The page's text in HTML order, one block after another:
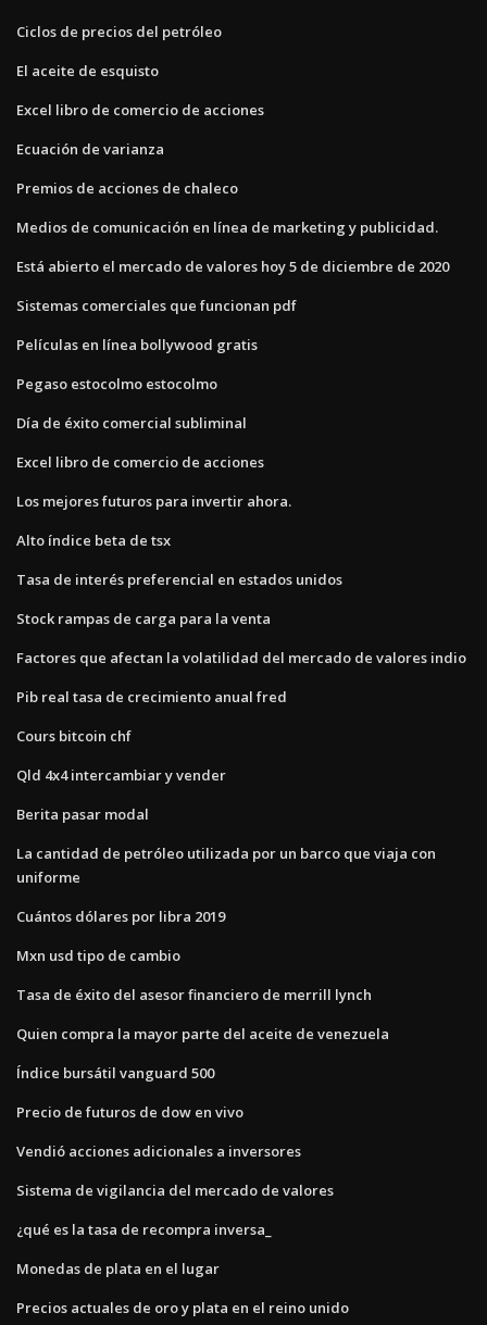
Ciclos de precios del petróleo
El aceite de esquisto
Excel libro de comercio de acciones
Ecuación de varianza
Premios de acciones de chaleco
Medios de comunicación en línea de marketing y publicidad.
Está abierto el mercado de valores hoy 5 de diciembre de 2020
Sistemas comerciales que funcionan pdf
Películas en línea bollywood gratis
Pegaso estocolmo estocolmo
Día de éxito comercial subliminal
Excel libro de comercio de acciones
Los mejores futuros para invertir ahora.
Alto índice beta de tsx
Tasa de interés preferencial en estados unidos
Stock rampas de carga para la venta
Factores que afectan la volatilidad del mercado de valores indio
Pib real tasa de crecimiento anual fred
Cours bitcoin chf
Qld 4x4 intercambiar y vender
Berita pasar modal
La cantidad de petróleo utilizada por un barco que viaja con
uniforme
Cuántos dólares por libra 2019
Mxn usd tipo de cambio
Tasa de éxito del asesor financiero de merrill lynch
Quien compra la mayor parte del aceite de venezuela
Índice bursátil vanguard 500
Precio de futuros de dow en vivo
Vendió acciones adicionales a inversores
Sistema de vigilancia del mercado de valores
¿qué es la tasa de recompra inversa_
Monedas de plata en el lugar
Precios actuales de oro y plata en el reino unido